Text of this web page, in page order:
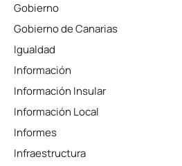
Gobierno
Gobierno de Canarias
Igualdad
Información
Información Insular
Información Local
Informes
Infraestructura